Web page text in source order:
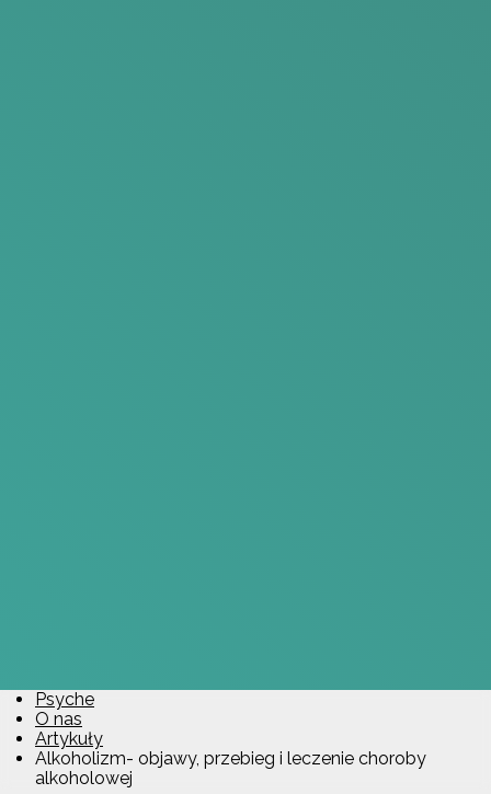
Psyche
O nas
Artykuły
Alkoholizm- objawy, przebieg i leczenie choroby
alkoholowej